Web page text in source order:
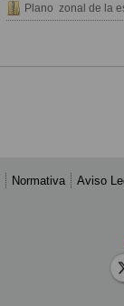
Plano zonal de la
Normativa Aviso